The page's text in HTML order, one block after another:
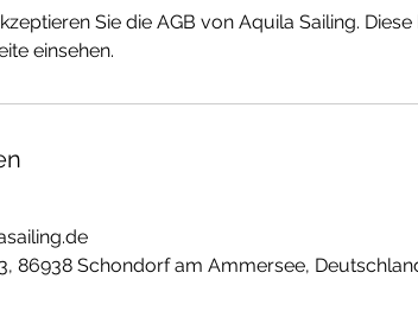
Sie die AGB von Aquila Sailing.
einsehen.
86938 Schondorf am Ammersee,